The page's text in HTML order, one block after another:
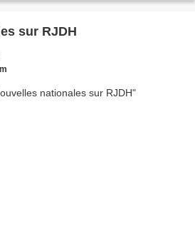
sur RJDH